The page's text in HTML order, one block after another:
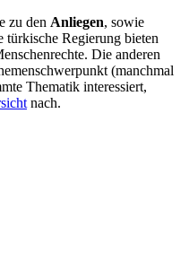
zu den Anliegen, sowie
türkische Regierung bieten
Die anderen
(manchmal
Thematik interessiert,
nach.